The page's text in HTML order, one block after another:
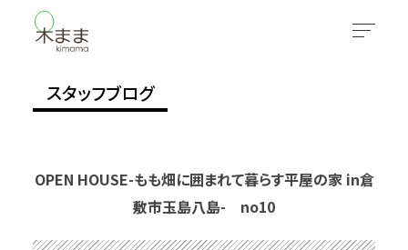
スタッフブログ
OPEN HOUSE-もも畑に囲まれて暮らす平屋の家 in倉
敷市玉島八島- no10